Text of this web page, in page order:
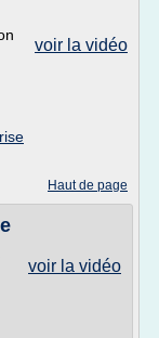
voir la vidéo
Haut de page
voir la vidéo